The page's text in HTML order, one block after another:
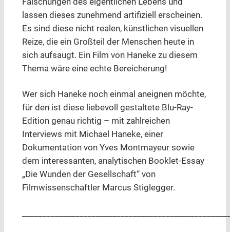
lassen dieses zunehmend artifiziell erscheinen.
Es sind diese nicht realen, künstlichen visuellen
Reize, die ein Großteil der Menschen heute in
sich aufsaugt. Ein Film von Haneke zu diesem
Thema wäre eine echte Bereicherung!
Wer sich Haneke noch einmal aneignen möchte,
für den ist diese liebevoll gestaltete Blu-Ray-
Edition genau richtig – mit zahlreichen
Interviews mit Michael Haneke, einer
Dokumentation von Yves Montmayeur sowie
dem interessanten, analytischen Booklet-Essay
„Die Wunden der Gesellschaft“ von
Filmwissenschaftler Marcus Stiglegger.